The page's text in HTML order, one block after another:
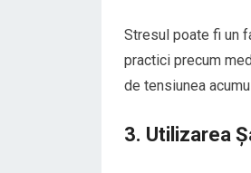
Stresul poate fi un
practici precum
de tensiunea
3. Utilizarea